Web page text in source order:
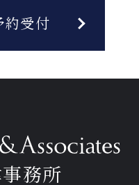
約受付
務所